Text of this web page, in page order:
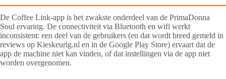
De Coffee Link-app is het zwakste onderdeel van de PrimaDonna
Soul ervaring. De connectiviteit via Bluetooth en wifi werkt
inconsistent: een deel van de gebruikers (en dat wordt breed gemeld in
reviews op Kieskeurig.nl en in de Google Play Store) ervaart dat de
app de machine niet kan vinden, of dat instellingen via de app niet
worden overgenomen.